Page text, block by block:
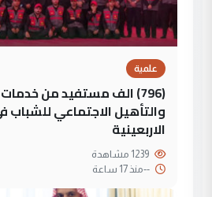
علمية
(796) الف مستفيد من
والتأهيل الاجتماعي للشباب
الاربعينية
--منذ 17 ساعة